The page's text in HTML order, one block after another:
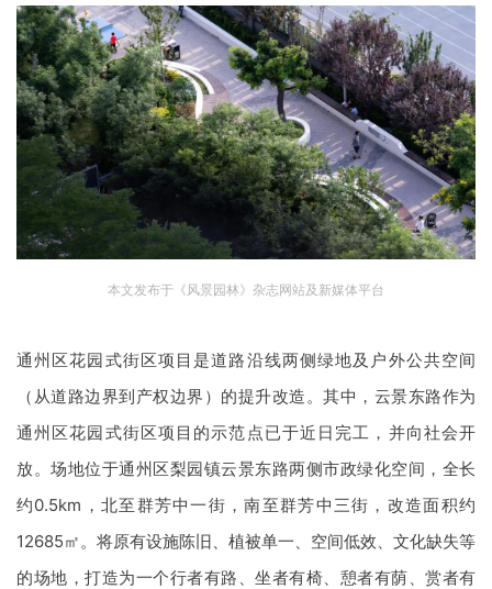
头条资讯
业 界
机 构
人 物
地 产
快速搜索
企业招聘
企业会员
广告投放
关于我们
联系我们
本文发布于《风景园林》杂志网站及新媒体平台
通州区花园式街区项目是道路沿线两侧绿地及户外公共空间
（从道路边界到产权边界）的提升改造。其中，云景东路作为
通州区花园式街区项目的示范点已于近日完工，并向社会开
放。场地位于通州区梨园镇云景东路两侧市政绿化空间，全长
约0.5km ，北至群芳中一街，南至群芳中三街，改造面积约
12685㎡。将原有设施陈旧、植被单一、空间低效、文化缺失等
的场地，打造为一个行者有路、坐者有椅、憩者有荫、赏者有